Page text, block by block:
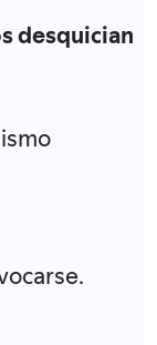
desquician